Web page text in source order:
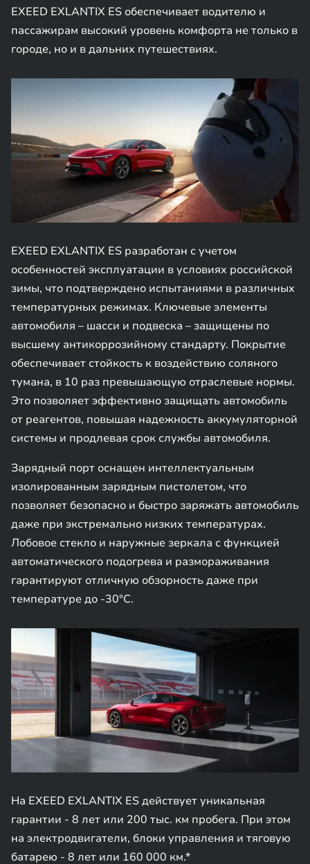
EXEED EXLANTIX ES обеспечивает водителю и
пассажирам высокий уровень комфорта не только в
городе, но и в дальних путешествиях.
EXEED EXLANTIX ES разработан с учетом
особенностей эксплуатации в условиях российской
зимы, что подтверждено испытаниями в различных
температурных режимах. Ключевые элементы
автомобиля – шасси и подвеска – защищены по
высшему антикоррозийному стандарту. Покрытие
обеспечивает стойкость к воздействию соляного
тумана, в 10 раз превышающую отраслевые нормы.
Это позволяет эффективно защищать автомобиль
от реагентов, повышая надежность аккумуляторной
системы и продлевая срок службы автомобиля.
Зарядный порт оснащен интеллектуальным
изолированным зарядным пистолетом, что
позволяет безопасно и быстро заряжать автомобиль
даже при экстремально низких температурах.
Лобовое стекло и наружные зеркала с функцией
автоматического подогрева и размораживания
гарантируют отличную обзорность даже при
температуре до -30°C.
На EXEED EXLANTIX ES действует уникальная
гарантии - 8 лет или 200 тыс. км пробега. При этом
на электродвигатели, блоки управления и тяговую
батарею - 8 лет или 160 000 км.*